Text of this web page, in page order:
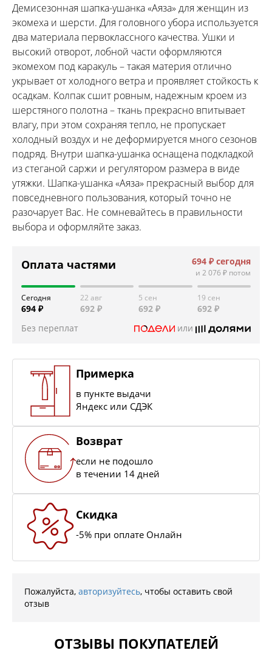
Демисезонная шапка-ушанка «Аяза» для женщин из
экомеха и шерсти. Для головного убора используется
два материала первоклассного качества. Ушки и
высокий отворот, лобной части оформляются
экомехом под каракуль – такая материя отлично
укрывает от холодного ветра и проявляет стойкость к
осадкам. Колпак сшит ровным, надежным кроем из
шерстяного полотна – ткань прекрасно впитывает
влагу, при этом сохраняя тепло, не пропускает
холодный воздух и не деформируется много сезонов
подряд. Внутри шапка-ушанка оснащена подкладкой
из стеганой саржи и регулятором размера в виде
утяжки. Шапка-ушанка «Аяза» прекрасный выбор для
повседневного пользования, который точно не
разочарует Вас. Не сомневайтесь в правильности
выбора и оформляйте заказ.
Оплата частями 694 ₽ сегодня
и 2 076 ₽ потом
Сегодня
694 ₽
22 авг
692 ₽
5 сен
692 ₽
19 сен
692 ₽
Без переплат
или
Примерка
в пункте выдачи
Яндекс или СДЭК
Возврат
если не подошло
в течении 14 дней
Скидка
-5% при оплате Онлайн
Пожалуйста, авторизуйтесь, чтобы оставить свой
отзыв
ОТЗЫВЫ ПОКУПАТЕЛЕЙ